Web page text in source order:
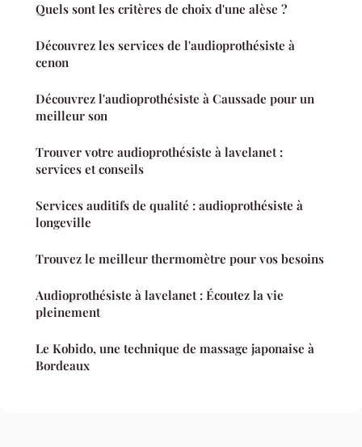
Quels sont les critères de choix d'une alèse ?
Découvrez les services de l'audioprothésiste à
cenon
Découvrez l'audioprothésiste à Caussade pour un
meilleur son
Trouver votre audioprothésiste à lavelanet :
services et conseils
Services auditifs de qualité : audioprothésiste à
longeville
Trouvez le meilleur thermomètre pour vos besoins
Audioprothésiste à lavelanet : Écoutez la vie
pleinement
Le Kobido, une technique de massage japonaise à
Bordeaux